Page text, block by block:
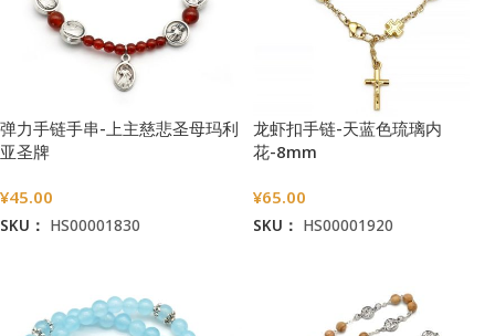
弹力手链手串-上主慈悲圣母玛利
亚圣牌
¥45.00
SKU： HS00001830
龙虾扣手链-天蓝色琉璃内
花-8mm
¥65.00
SKU： HS00001920